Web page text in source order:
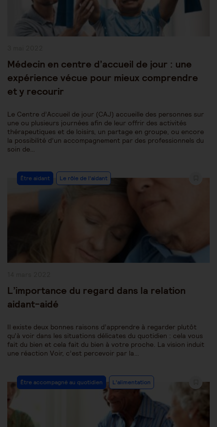
Médecin en centre d’accueil de jour : une
expérience vécue pour mieux comprendre
et y recourir
Le Centre d’Accueil de jour (CAJ) accueille des personnes sur
une ou plusieurs journées afin de leur offrir des activités
thérapeutiques et de loisirs, un partage en groupe, ou encore
la possibilité d’un accompagnement par des professionnels du
soin de…
Post
Category:
Être aidant Le rôle de l'aidant
L’importance du regard dans la relation
aidant-aidé
Il existe deux bonnes raisons d’apprendre à regarder plutôt
qu’à voir dans les situations délicates du quotidien : cela vous
fait du bien et cela fait du bien à votre proche. La vision induit
une réaction Voir, c’est percevoir par la…
Post
Category:
Être accompagné au quotidien L'alimentation